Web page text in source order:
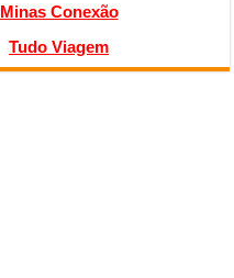
Minas Conexão
Tudo Viagem